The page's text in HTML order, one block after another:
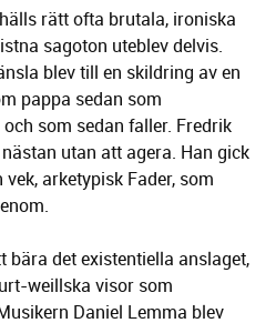
rätt ofta brutala, ironiska
sagoton uteblev delvis.
blev till en skildring av en
pappa sedan som
som sedan faller. Fredrik
utan att agera. Han gick
arketypisk Fader, som
bära det existentiella anslaget,
weillska visor som
Daniel Lemma blev